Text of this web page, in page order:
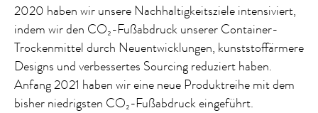
2020 haben wir unsere Nachhaltigkeitsziele intensiviert,
indem wir den CO₂-Fußabdruck unserer Container-
Trockenmittel durch Neuentwicklungen, kunststoffärmere
Designs und verbessertes Sourcing reduziert haben.
Anfang 2021 haben wir eine neue Produktreihe mit dem
bisher niedrigsten CO₂-Fußabdruck eingeführt.